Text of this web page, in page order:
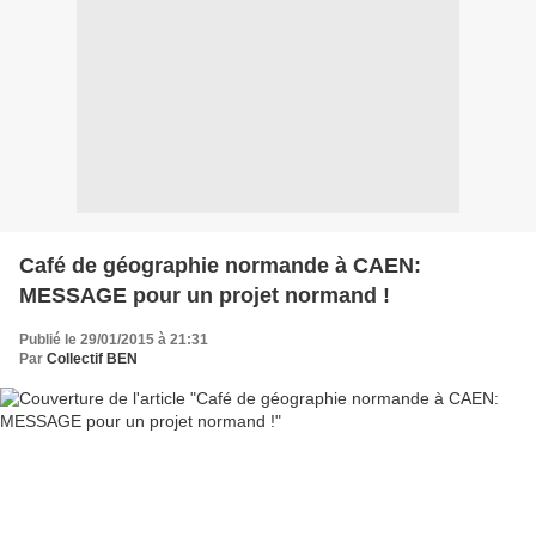
Café de géographie normande à CAEN:
MESSAGE pour un projet normand !
Publié le 29/01/2015 à 21:31
Par Collectif BEN